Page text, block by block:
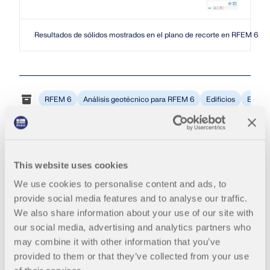
This website uses cookies
We use cookies to personalise content and ads, to
provide social media features and to analyse our traffic.
We also share information about your use of our site with
our social media, advertising and analytics partners who
may combine it with other information that you’ve
provided to them or that they’ve collected from your use
Software de CFD para túneles de viento digital
Más información
Dlubal API
Su puerta al modelado paramétrico y la automatización
Explorar API
Resultados de sólidos mostrados en el plano de recorte en RFEM 6
RFEM 6 Análisis geotécnico para RFEM 6 Edificios
Mia: asistente de IA